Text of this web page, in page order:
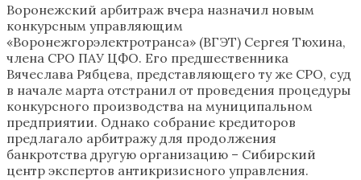
Воронежский арбитраж вчера назначил новым
конкурсным управляющим
«Воронежгорэлектротранса» (ВГЭТ) Сергея Тюхина,
члена СРО ПАУ ЦФО. Его предшественника
Вячеслава Рябцева, представляющего ту же СРО, суд
в начале марта отстранил от проведения процедуры
конкурсного производства на муниципальном
предприятии. Однако собрание кредиторов
предлагало арбитражу для продолжения
банкротства другую организацию – Сибирский
центр экспертов антикризисного управления.